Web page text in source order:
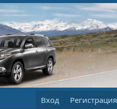
Вход Регистрация